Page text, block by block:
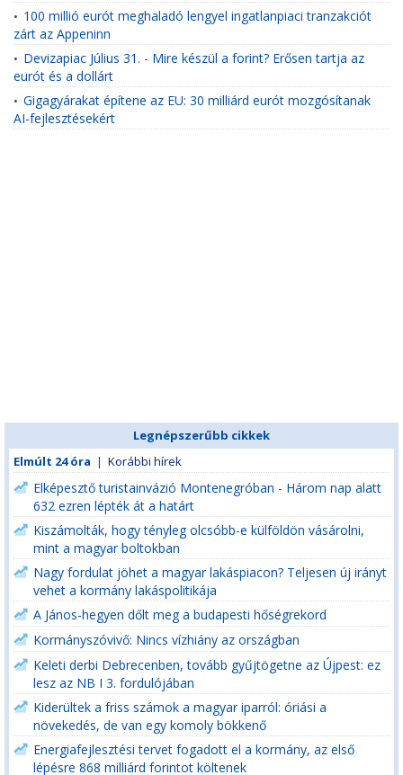
• 100 millió eurót meghaladó lengyel ingatlanpiaci tranzakciót
zárt az Appeninn
• Devizapiac Július 31. - Mire készül a forint? Erősen tartja az
eurót és a dollárt
• Gigagyárakat építene az EU: 30 milliárd eurót mozgósítanak
AI-fejlesztésekért
Legnépszerűbb cikkek
Elmúlt 24 óra | Korábbi hírek
Elképesztő turistainvázió Montenegróban - Három nap alatt
632 ezren lépték át a határt
Kiszámolták, hogy tényleg olcsóbb-e külföldön vásárolni,
mint a magyar boltokban
Nagy fordulat jöhet a magyar lakáspiacon? Teljesen új irányt
vehet a kormány lakáspolitikája
A János-hegyen dőlt meg a budapesti hőségrekord
Kormányszóvivő: Nincs vízhiány az országban
Keleti derbi Debrecenben, tovább gyűjtögetne az Újpest: ez
lesz az NB I 3. fordulójában
Kiderültek a friss számok a magyar iparról: óriási a
növekedés, de van egy komoly bökkenő
Energiafejlesztési tervet fogadott el a kormány, az első
lépésre 868 milliárd forintot költenek